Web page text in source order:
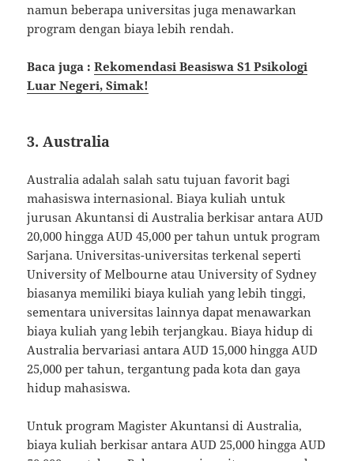
namun beberapa universitas juga menawarkan
program dengan biaya lebih rendah.
Baca juga :Rekomendasi Beasiswa S1 Psikologi
Luar Negeri, Simak!
3. Australia
Australia adalah salah satu tujuan favorit bagi
mahasiswa internasional. Biaya kuliah untuk
jurusan Akuntansi di Australia berkisar antara AUD
20,000 hingga AUD 45,000 per tahun untuk program
Sarjana. Universitas-universitas terkenal seperti
University of Melbourne atau University of Sydney
biasanya memiliki biaya kuliah yang lebih tinggi,
sementara universitas lainnya dapat menawarkan
biaya kuliah yang lebih terjangkau. Biaya hidup di
Australia bervariasi antara AUD 15,000 hingga AUD
25,000 per tahun, tergantung pada kota dan gaya
hidup mahasiswa.
Untuk program Magister Akuntansi di Australia,
biaya kuliah berkisar antara AUD 25,000 hingga AUD